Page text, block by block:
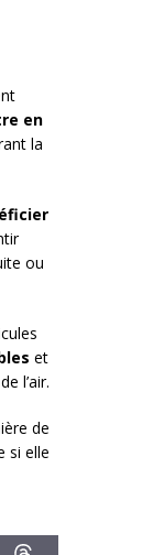
en
la
ou
et
l’air.
de
si elle